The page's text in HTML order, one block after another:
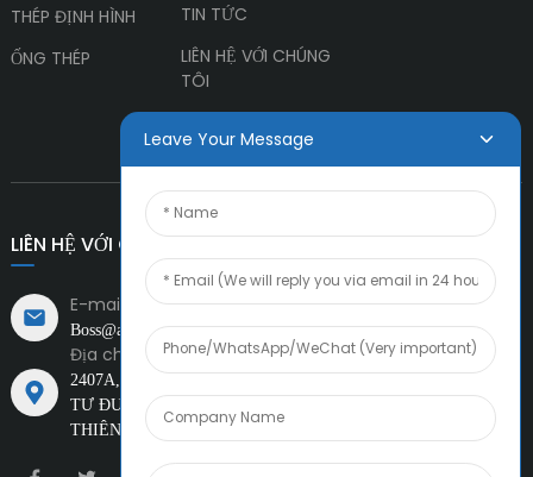
THÉP ĐỊNH HÌNH
ỐNG THÉP
TIN TỨC
LIÊN HỆ VỚI CHÚNG
TÔI
LIÊN HỆ VỚI CHÚNG TÔI
E-mail:
Boss@amiacero.com
Địa chỉ:
2407A, CHOW TAI FOOK FINANCIAL TRUNG TÂM, NGÃ
TƯ ĐƯỜNG SỐ 1 VÀ ĐƯỜNG TÂY XINCHENG, TEDA,
THIÊN TÂN, TRUNG QUỐC
Leave Your Message